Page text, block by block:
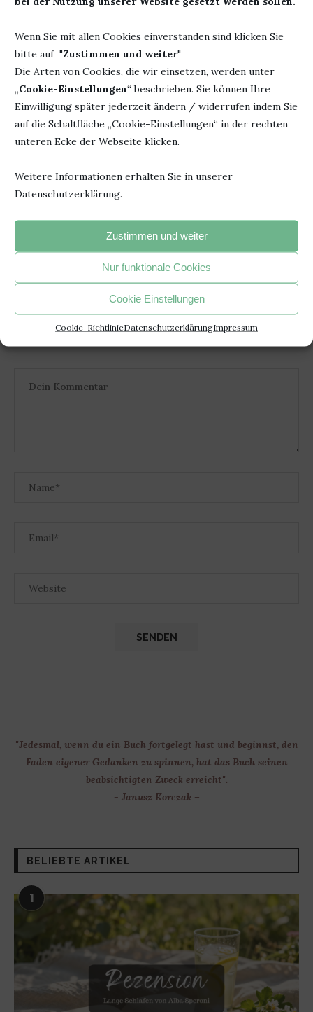
Wenn Sie mit allen Cookies einverstanden sind klicken Sie
bitte auf "Zustimmen und weiter"
Die Arten von Cookies, die wir einsetzen, werden unter
„Cookie-Einstellungen“ beschrieben. Sie können Ihre
Einwilligung später jederzeit ändern / widerrufen indem Sie
auf die Schaltfläche „Cookie-Einstellungen“ in der rechten
unteren Ecke der Webseite klicken.
Weitere Informationen erhalten Sie in unserer
Datenschutzerklärung.
Zustimmen und weiter
Nur funktionale Cookies
Cookie Einstellungen
Cookie-RichtlinieDatenschutzerklärungImpressum
DAS KÖNNTE DIR AUCH GEFALLEN
EIN INTERVIEW DER ETWAS ANDEREN ART
"Jedesmal, wenn du ein Buch fortgelegt hast und beginnst, den
Faden eigener Gedanken zu spinnen, hat das Buch seinen
beabsichtigten Zweck erreicht".
- Janusz Korczak –
BELIEBTE ARTIKEL
1